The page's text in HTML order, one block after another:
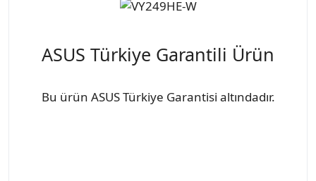
ASUS Türkiye Garantili Ürün
Bu ürün ASUS Türkiye Garantisi altındadır.